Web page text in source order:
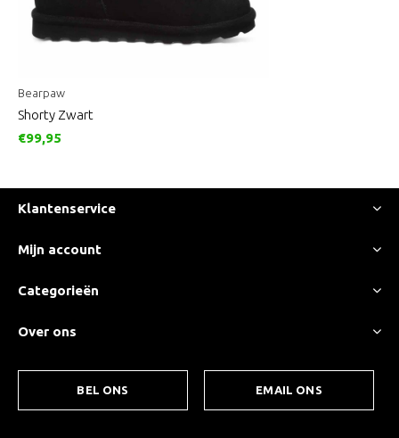
Bearpaw
Shorty Zwart
€99,95
Klantenservice
Mijn account
Categorieën
Over ons
BEL ONS EMAIL ONS